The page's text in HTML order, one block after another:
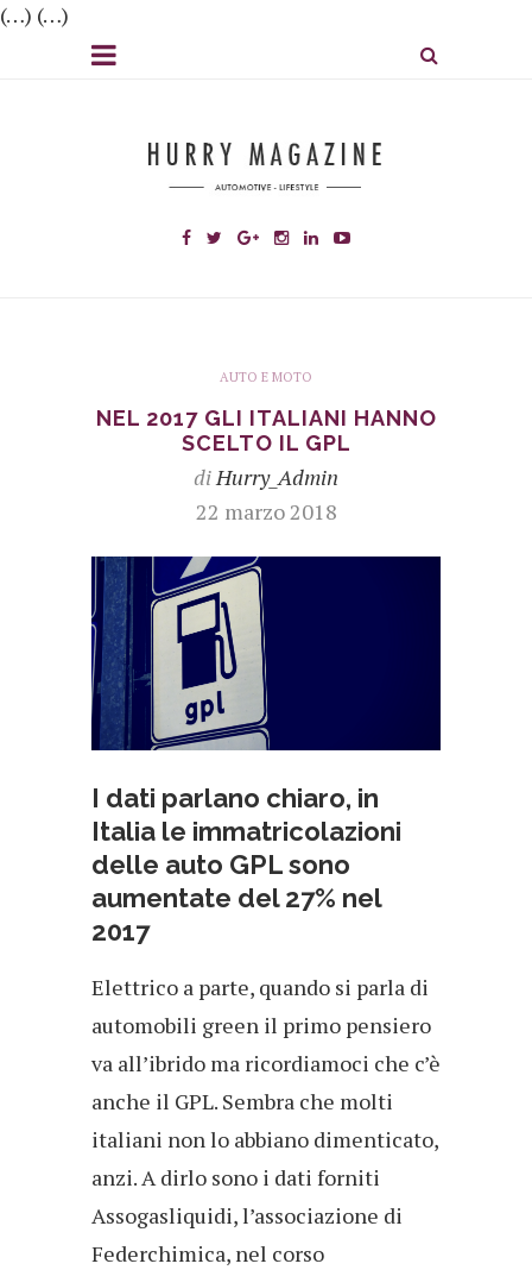
(…) (…)
AUTO E MOTO
NEL 2017 GLI ITALIANI HANNO
SCELTO IL GPL
diHurry_Admin
22 marzo 2018
I dati parlano chiaro, in
Italia le immatricolazioni
delle auto GPL sono
aumentate del 27% nel
2017
Elettrico a parte, quando si parla di
automobili green il primo pensiero
va all’ibrido ma ricordiamoci che c’è
anche il GPL. Sembra che molti
italiani non lo abbiano dimenticato,
anzi. A dirlo sono i dati forniti
Assogasliquidi, l’associazione di
Federchimica, nel corso